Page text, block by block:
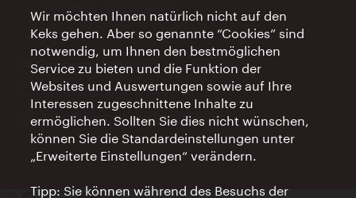
Feiertags geschlossen
AI Concierge Wien
Ort:
concierge.wien.info
Öffnungszeiten:
Informationen rund um die Uhr
Wir möchten Ihnen natürlich nicht auf den
Keks gehen. Aber so genannte “Cookies” sind
notwendig, um Ihnen den bestmöglichen
Service zu bieten und die Funktion der
Websites und Auswertungen sowie auf Ihre
Interessen zugeschnittene Inhalte zu
ermöglichen. Sollten Sie dies nicht wünschen,
können Sie die Standardeinstellungen unter
„Erweiterte Einstellungen“ verändern.
Tipp: Sie können während des Besuchs der